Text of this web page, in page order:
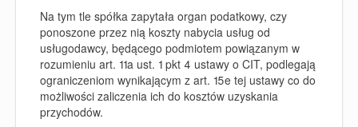
Na tym tle spółka zapytała organ podatkowy, czy
ponoszone przez nią koszty nabycia usług od
usługodawcy, będącego podmiotem powiązanym w
rozumieniu art. 11a ust. 1 pkt 4 ustawy o CIT, podlegają
ograniczeniom wynikającym z art. 15e tej ustawy co do
możliwości zaliczenia ich do kosztów uzyskania
przychodów.